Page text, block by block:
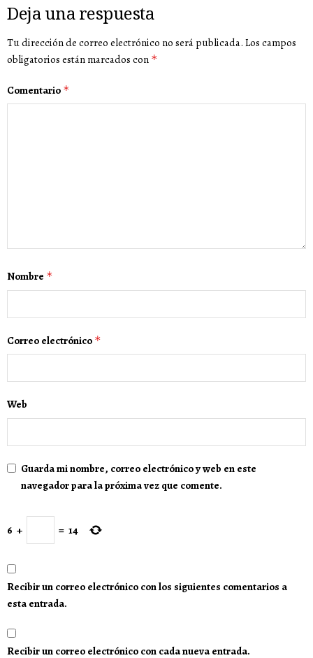
Deja una respuesta
Tu dirección de correo electrónico no será publicada. Los campos
obligatorios están marcados con *
Comentario *
Nombre *
Correo electrónico *
Web
Guarda mi nombre, correo electrónico y web en este
navegador para la próxima vez que comente.
6 + = 14
Recibir un correo electrónico con los siguientes comentarios a
esta entrada.
Recibir un correo electrónico con cada nueva entrada.